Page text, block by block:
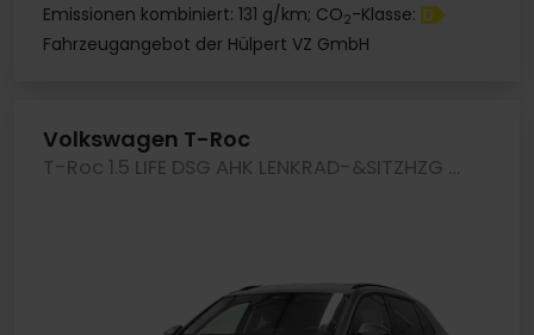
Emissionen kombiniert: 131 g/km; CO2-Klasse: D
Fahrzeugangebot der Hülpert VZ GmbH
Volkswagen T-Roc
T-Roc 1.5 LIFE DSG AHK LENKRAD-&SITZHZG CAM LM18